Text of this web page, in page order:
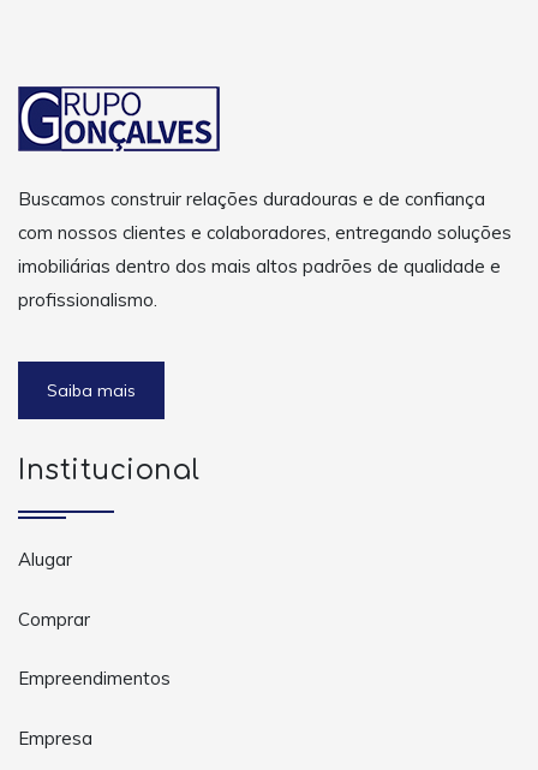
Buscamos construir relações duradouras e de confiança
com nossos clientes e colaboradores, entregando soluções
imobiliárias dentro dos mais altos padrões de qualidade e
profissionalismo.
Saiba mais
Institucional
Alugar
Comprar
Empreendimentos
Empresa